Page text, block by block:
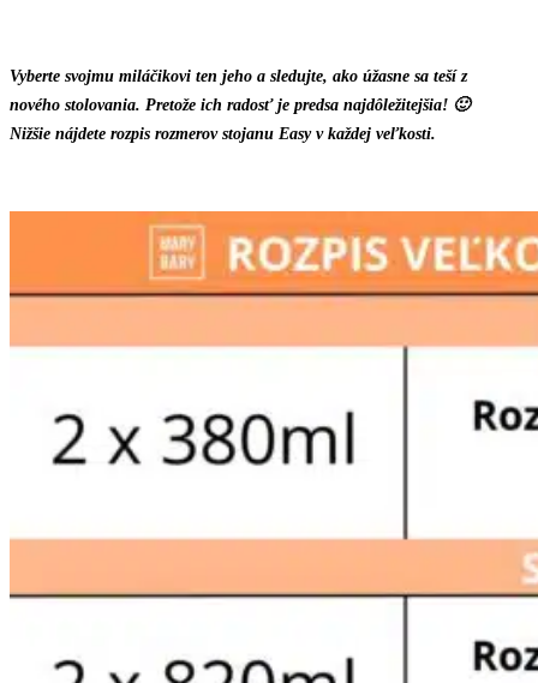
Vyberte svojmu miláčikovi ten jeho a sledujte, ako úžasne sa teší z
nového stolovania. Pretože ich radosť je predsa najdôležitejšia! 🙂
Nižšie nájdete rozpis rozmerov stojanu Easy v každej veľkosti.